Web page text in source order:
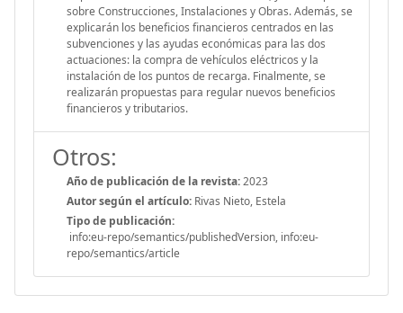
sobre Construcciones, Instalaciones y Obras. Además, se
explicarán los beneficios financieros centrados en las
subvenciones y las ayudas económicas para las dos
actuaciones: la compra de vehículos eléctricos y la
instalación de los puntos de recarga. Finalmente, se
realizarán propuestas para regular nuevos beneficios
financieros y tributarios.
Otros:
Año de publicación de la revista:2023
Autor según el artículo: Rivas Nieto, Estela
Tipo de publicación:
info:eu-repo/semantics/publishedVersion, info:eu-
repo/semantics/article